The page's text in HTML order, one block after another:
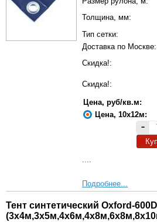
Толщина, мм:
Тип сетки:
Доставка по Москве:
Скидка!:
Скидка!:
Цена, руб/кв.м:
Цена, 10х12м:
-
....
Подробнее...
Тент синтетический Oxford-